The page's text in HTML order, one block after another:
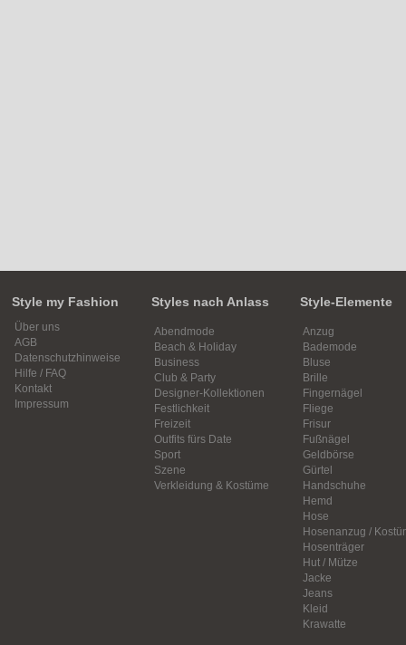
Style my Fashion
Über uns
AGB
Datenschutzhinweise
Hilfe / FAQ
Kontakt
Impressum
Styles nach Anlass
Abendmode
Beach & Holiday
Business
Club & Party
Designer-Kollektionen
Festlichkeit
Freizeit
Outfits fürs Date
Sport
Szene
Verkleidung & Kostüme
Style-Elemente
Anzug
Bademode
Bluse
Brille
Fingernägel
Fliege
Frisur
Fußnägel
Geldbörse
Gürtel
Handschuhe
Hemd
Hose
Hosenanzug /
Hosenträger
Hut / Mütze
Jacke
Jeans
Kleid
Krawatte